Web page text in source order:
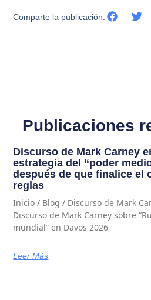
Comparte la publicación:
Publicaciones
Discurso de Mark Carney
estrategia del “poder
después de que finalice el
reglas
Inicio / Blog / Discurso de Mark
Discurso de Mark Carney sobre
mundial” en Davos 2026
Leer Más